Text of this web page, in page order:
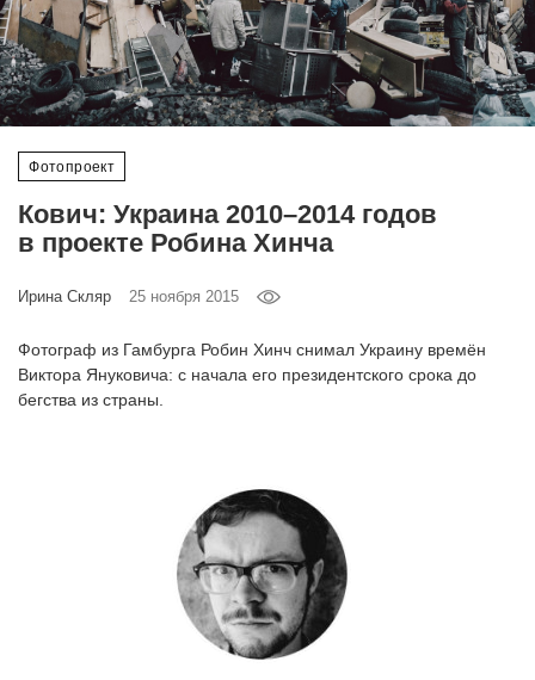
Фотопроект
Кович: Украина 2010–2014 годов
в проекте Робина Хинча
Ирина Скляр 25 ноября 2015
Фотограф из Гамбурга Робин Хинч снимал Украину времён
Виктора Януковича: с начала его президентского срока до
бегства из страны.